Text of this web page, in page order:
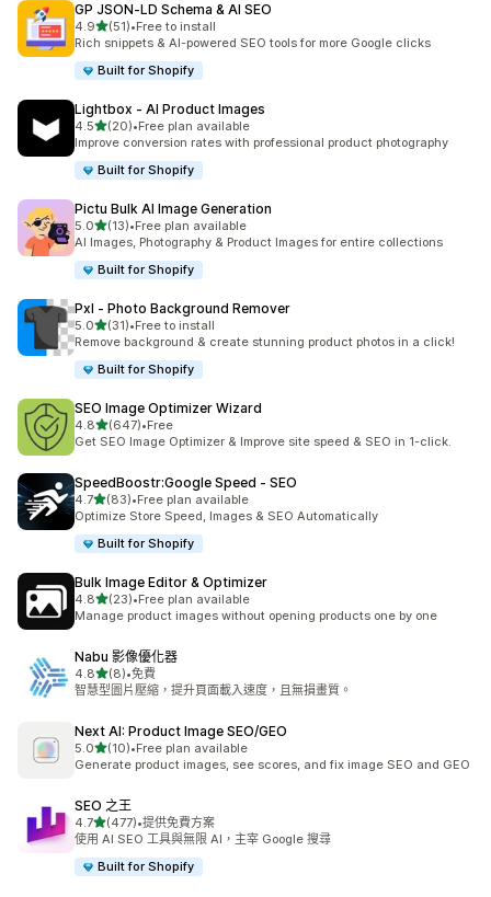
GP JSON‑LD Schema & AI SEO
4.9滿分 5 顆星
(51)
共有 51 則評價
•Free to install
Rich snippets & AI-powered SEO tools for more Google clicks
Built for Shopify
Lightbox ‑ AI Product Images
4.5滿分 5 顆星
(20)
共有 20 則評價
•Free plan available
Improve conversion rates with professional product photography
Built for Shopify
Pictu Bulk AI Image Generation
5.0滿分 5 顆星
(13)
共有 13 則評價
•Free plan available
AI Images, Photography & Product Images for entire collections
Built for Shopify
Pxl ‑ Photo Background Remover
5.0滿分 5 顆星
(31)
共有 31 則評價
•Free to install
Remove background & create stunning product photos in a click!
Built for Shopify
SEO Image Optimizer Wizard
4.8滿分 5 顆星
(647)
共有 647 則評價
•Free
Get SEO Image Optimizer & Improve site speed & SEO in 1-click.
SpeedBoostr:Google Speed ‑ SEO
4.7滿分 5 顆星
(83)
共有 83 則評價
•Free plan available
Optimize Store Speed, Images & SEO Automatically
Built for Shopify
Bulk Image Editor & Optimizer
4.8滿分 5 顆星
(23)
共有 23 則評價
•Free plan available
Manage product images without opening products one by one
Nabu 影像優化器
4.8滿分 5 顆星
(8)
共有 8 則評價
•免費
智慧型圖片壓縮，提升頁面載入速度，且無損畫質。
Next AI: Product Image SEO/GEO
5.0滿分 5 顆星
(10)
共有 10 則評價
•Free plan available
Generate product images, see scores, and fix image SEO and GEO
SEO 之王
4.7滿分 5 顆星
(477)
共有 477 則評價
•提供免費方案
使用 AI SEO 工具與無限 AI，主宰 Google 搜尋
Built for Shopify